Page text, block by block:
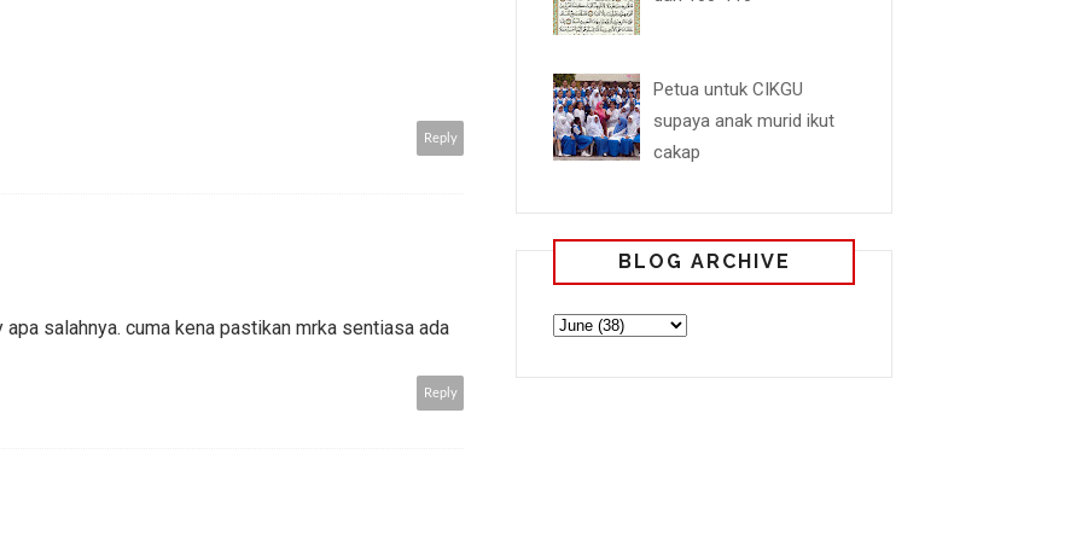
Reply
salahnya. cuma kena pastikan mrka sentiasa ada
Reply
Petua untuk CIKGU
supaya anak murid ikut
cakap
BLOG ARCHIVE